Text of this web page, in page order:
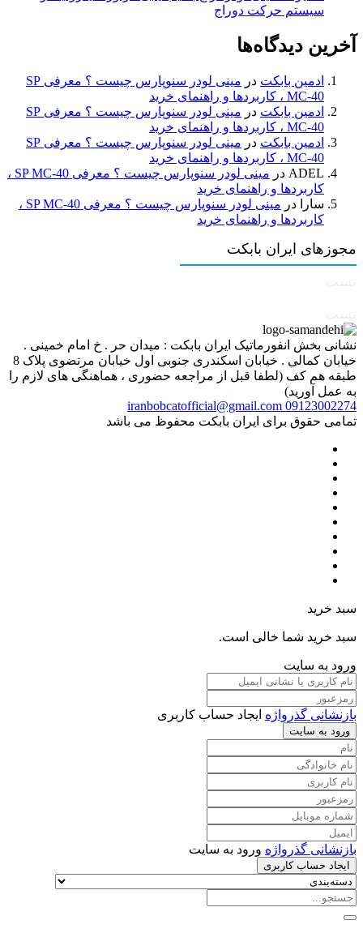
سیستم حرکت دوراج
آخرین دیدگاه‌ها
ادمین بابکت در
مینی لودر سنوپارس چیست ؟ معرفی SP
MC-40 ، کاربردها و راهنمای خرید
ادمین بابکت در
مینی لودر سنوپارس چیست ؟ معرفی SP
MC-40 ، کاربردها و راهنمای خرید
ادمین بابکت در
مینی لودر سنوپارس چیست ؟ معرفی SP
MC-40 ، کاربردها و راهنمای خرید
ADEL در
مینی لودر سنوپارس چیست ؟ معرفی SP MC-40 ،
کاربردها و راهنمای خرید
سارا
در
مینی لودر سنوپارس چیست ؟ معرفی SP MC-40 ،
کاربردها و راهنمای خرید
مجوزهای ایران بابکت
نشانی بخش انفورماتیک ایران بابکت : میدان حر . خ امام خمینی .
خیابان کمالی . خیابان اسکندری جنوبی اول خیابان مرتضوی پلاک 8
طبقه هم کف (لطفا قبل از مراجعه حضوری ، هماهنگی های لازم را
به عمل آورید)
09123002274
iranbobcatofficial@gmail.com
تمامی حقوق برای ایران بابکت محفوظ می باشد
سبد خرید
سبد خرید شما خالی است.
ورود به سایت
بازنشانی گذرواژه ایجاد حساب کاربری
ورود به سایت
بازنشانی گذرواژه ورود به سایت
ایجاد حساب کاربری